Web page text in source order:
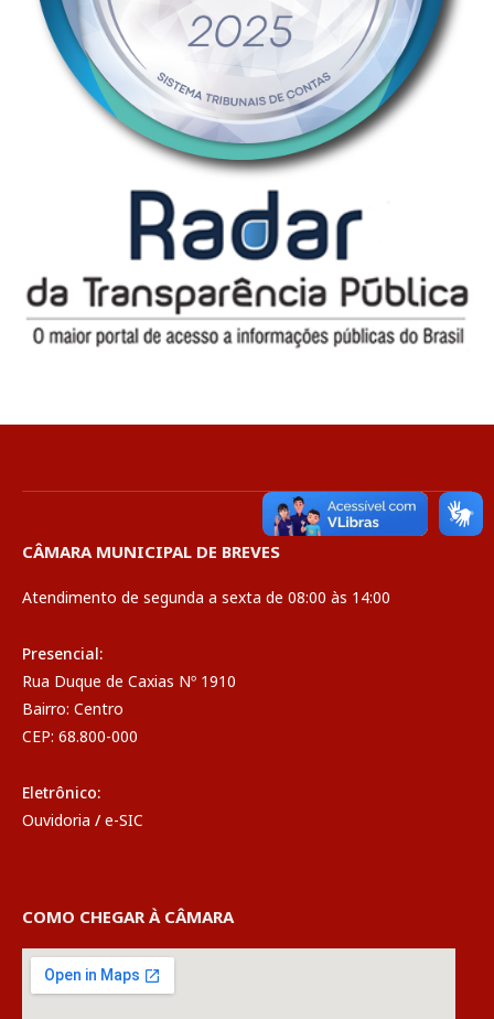
CÂMARA MUNICIPAL DE BREVES
Atendimento de segunda a sexta de 08:00 às 14:00
Presencial:
Rua Duque de Caxias Nº 1910
Bairro: Centro
CEP: 68.800-000
Eletrônico:
Ouvidoria / e-SIC
COMO CHEGAR À CÂMARA